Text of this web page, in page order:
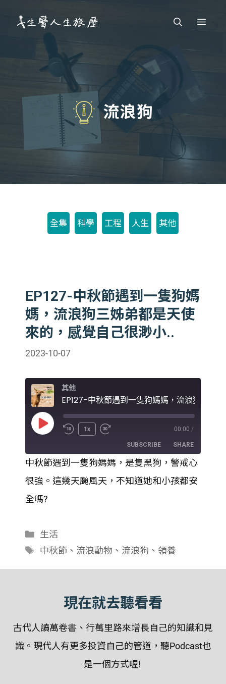
Menu
流浪狗
全集 科學 工程 人生 其他
EP127-中秋節遇到一隻狗媽
媽，流浪狗三姊弟都是天使
來的，感覺自己很渺小..
2023-10-07
其他
Play
1x 00:00 /
SUBSCRIBE SHARE
RSS FEED
SHARE
LINK
中秋節遇到一隻狗媽媽，是隻黑狗，警戒心
很強。這幾天颱風天，不知道她和小孩都安
全嗎?
分
類
生活
標
中秋節、 流浪動物 、 流浪狗 、 領養
現在就去聽看看
古代人讀萬卷書、行萬里路來增長自己的知識和見
識。現代人有更多投資自己的管道，聽Podcast也
是一個方式喔!